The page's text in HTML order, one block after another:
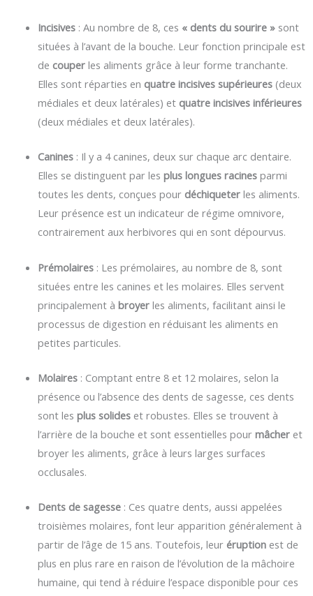
Incisives: Au nombre de 8, ces « dents du sourire »sont
situées à l’avant de la bouche. Leur fonction principale est
de couperles aliments grâce à leur forme tranchante.
Elles sont réparties en quatre incisives supérieures(deux
médiales et deux latérales) et quatre incisives inférieures
(deux médiales et deux latérales).
Canines: Il y a 4 canines, deux sur chaque arc dentaire.
Elles se distinguent par les plus longues racinesparmi
toutes les dents, conçues pour déchiqueterles aliments.
Leur présence est un indicateur de régime omnivore,
contrairement aux herbivores qui en sont dépourvus.
Prémolaires: Les prémolaires, au nombre de 8, sont
situées entre les canines et les molaires. Elles servent
principalement à broyerles aliments, facilitant ainsi le
processus de digestion en réduisant les aliments en
petites particules.
Molaires: Comptant entre 8 et 12 molaires, selon la
présence ou l’absence des dents de sagesse, ces dents
sont les plus solideset robustes. Elles se trouvent à
l’arrière de la bouche et sont essentielles pour mâcheret
broyer les aliments, grâce à leurs larges surfaces
occlusales.
Dents de sagesse: Ces quatre dents, aussi appelées
troisièmes molaires, font leur apparition généralement à
partir de l’âge de 15 ans. Toutefois, leur éruptionest de
plus en plus rare en raison de l’évolution de la mâchoire
humaine, qui tend à réduire l’espace disponible pour ces